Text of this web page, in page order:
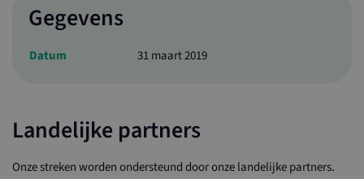
Gegevens
Datum 31 maart 2019
Landelijke partners
Onze streken worden ondersteund door onze landelijke partners.